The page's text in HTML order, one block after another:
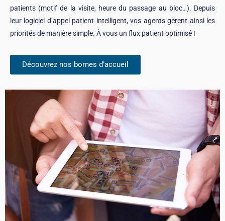
patients (motif de la visite, heure du passage au bloc…). Depuis
leur logiciel d’appel patient intelligent, vos agents gèrent ainsi les
priorités de manière simple. À vous un flux patient optimisé !
Découvrez nos bornes d’accueil